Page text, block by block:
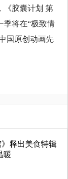
《胶囊计划 第
季将在“极致情
国原创动画先
释出美食特辑
暖